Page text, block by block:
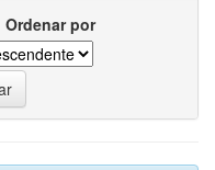
Ordenar por